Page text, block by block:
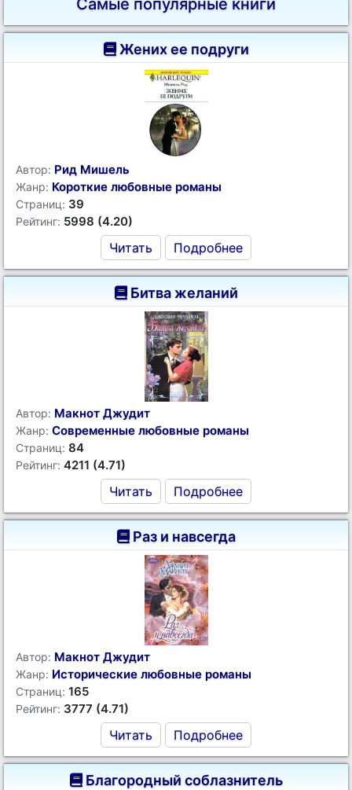
Самые популярные книги
Жених ее подруги
Автор: Рид Мишель
Жанр: Короткие любовные романы
Страниц: 39
Рейтинг: 5998 (4.20)
Читать Подробнее
Битва желаний
Автор: Макнот Джудит
Жанр: Современные любовные романы
Страниц: 84
Рейтинг: 4211 (4.71)
Читать Подробнее
Раз и навсегда
Автор: Макнот Джудит
Жанр: Исторические любовные романы
Страниц: 165
Рейтинг: 3777 (4.71)
Читать Подробнее
Благородный соблазнитель